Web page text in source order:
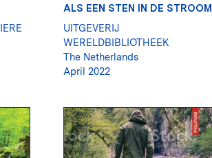
ALS EEN STEN IN DE STROOM
UITGEVERIJ
WERELDBIBLIOTHEEK
The Netherlands
April 2022